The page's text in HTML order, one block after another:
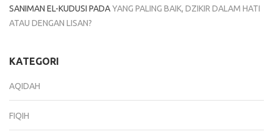
SANIMAN EL-KUDUSI PADAYANG PALING BAIK, DZIKIR DALAM HATI
ATAU DENGAN LISAN?
KATEGORI
AQIDAH
FIQIH